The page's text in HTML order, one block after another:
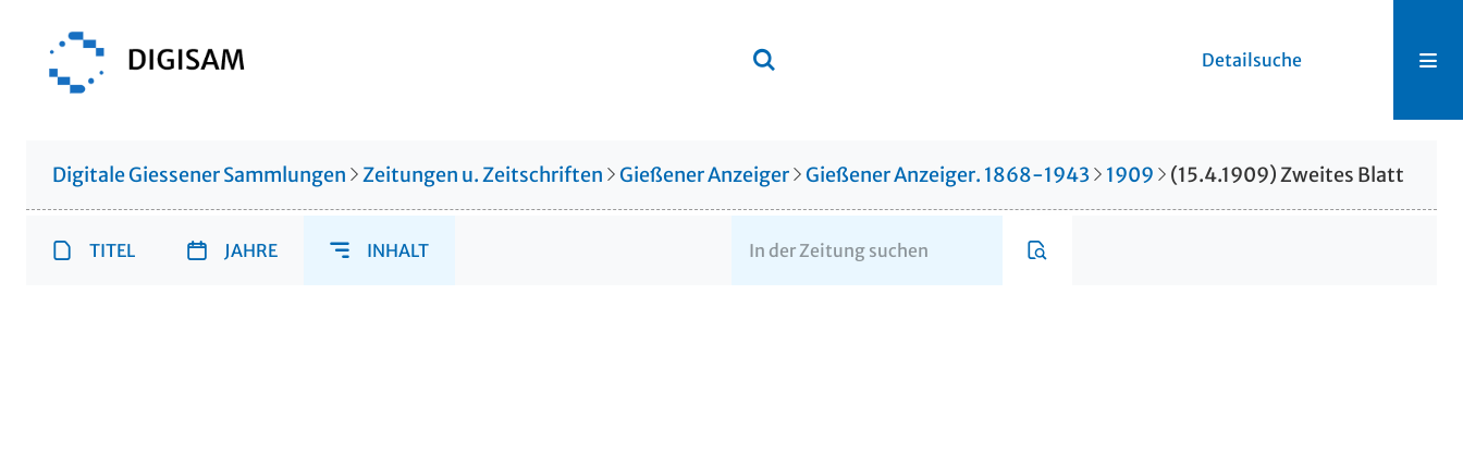
Detailsuche
Digitale Giessener Sammlungen Zeitungen u. Zeitschriften Gießener Anzeiger Gießener Anzeiger. 1868-1943 1909 (15.4.1909) Zweites Blatt
TITEL JAHRE INHALT